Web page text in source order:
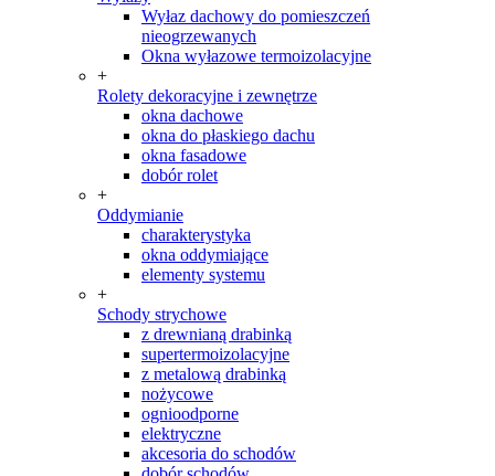
Wyłaz dachowy do pomieszczeń
nieogrzewanych
Okna wyłazowe termoizolacyjne
+
Rolety dekoracyjne i zewnętrze
okna dachowe
okna do płaskiego dachu
okna fasadowe
dobór rolet
+
Oddymianie
charakterystyka
okna oddymiające
elementy systemu
+
Schody strychowe
z drewnianą drabinką
supertermoizolacyjne
z metalową drabinką
nożycowe
ognioodporne
elektryczne
akcesoria do schodów